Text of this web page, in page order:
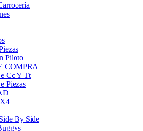
Piloto
COMPRA
Cc Y Tt
Piezas
By Side